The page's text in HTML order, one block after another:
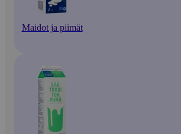
Maidot ja piimät